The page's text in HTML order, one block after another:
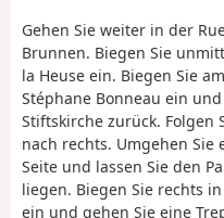
Gehen Sie weiter in der
Brunnen. Biegen Sie
la Heuse ein. Biegen Sie
Stéphane Bonneau ein
Stiftskirche zurück. Folgen
nach rechts. Umgehen
Seite und lassen Sie den
liegen. Biegen Sie rechts
ein und gehen Sie eine